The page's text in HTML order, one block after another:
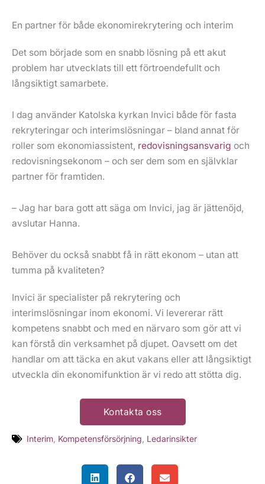
En partner för både ekonomirekrytering och interim
Det som började som en snabb lösning på ett akut
problem har utvecklats till ett förtroendefullt och
långsiktigt samarbete.
I dag använder Katolska kyrkan Invici både för fasta
rekryteringar och interimslösningar – bland annat för
roller som ekonomiassistent, redovisningsansvarig och
redovisningsekonom – och ser dem som en självklar
partner för framtiden.
– Jag har bara gott att säga om Invici, jag är jättenöjd,
avslutar Hanna.
Behöver du också snabbt få in rätt ekonom – utan att
tumma på kvaliteten?
Invici är specialister på rekrytering och
interimslösningar inom ekonomi. Vi levererar rätt
kompetens snabbt och med en närvaro som gör att vi
kan förstå din verksamhet på djupet. Oavsett om det
handlar om att täcka en akut vakans eller att långsiktigt
utveckla din ekonomifunktion är vi redo att stötta dig.
Kontakta oss
Interim Kompetensförsörjning Ledarinsikter